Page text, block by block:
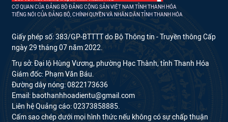
CƠ QUAN CỦA ĐẢNG BỘ ĐẢNG CỘNG SẢN VIỆT NAM TỈNH THANH HÓA
TIẾNG NÓI CỦA ĐẢNG BỘ, CHÍNH QUYỀN VÀ NHÂN DÂN TỈNH THANH HÓA
Giấy phép số: 383/GP-BTTTT do Bộ Thông tin - Truyền thông Cấp
ngày 29 tháng 07 năm 2022.
Trụ sở: Đại lộ Hùng Vương, phường Hạc Thành, tỉnh Thanh Hóa
Giám đốc: Phạm Văn Báu.
Đường dây nóng: 0822173636
Email: baothanhhoadientu@gmail.com
Liên hệ Quảng cáo: 02373858885.
Cấm sao chép dưới mọi hình thức nếu không có sự chấp thuận